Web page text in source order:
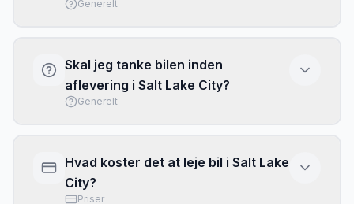
inkluderet inden afhentning.
Generelt
ovenfor for at se aktuelle priser fra alle
udbydere.
Skal jeg tanke bilen inden
aflevering i Salt Lake City?
Generelt
politik). Gem kvitteringen fra tankstationen
som dokumentation.
Hvad koster det at leje bil i Salt Lake
City?
Priser